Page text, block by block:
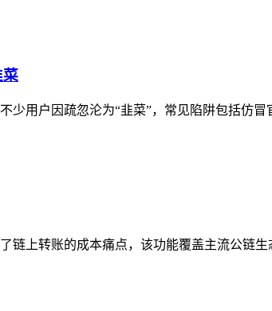
菜
少用户因疏忽沦为“韭菜”，常见陷阱包括仿
链上转账的成本痛点，该功能覆盖主流公链